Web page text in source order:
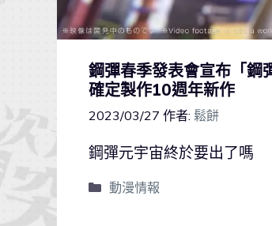
鋼彈春季發表會宣布「
確定製作10週年新作
2023/03/27 作者: 鬆餅
鋼彈元宇宙終於要出了嗎
動漫情報